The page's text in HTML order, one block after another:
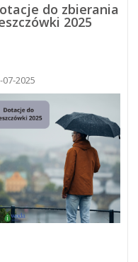
do zbierania
2025
07-2025